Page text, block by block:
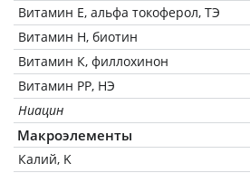
Витамин Е, альфа токоферол, ТЭ
Витамин Н, биотин
Витамин К, филлохинон
Витамин РР, НЭ
Ниацин
Макроэлементы
Калий, K